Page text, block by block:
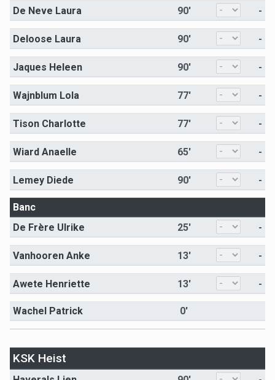
De Neve Laura 90' -
Deloose Laura 90' -
Jaques Heleen 90' -
Wajnblum Lola 77' -
Tison Charlotte 77' -
Wiard Anaelle 65' -
Lemey Diede 90' -
Banc
De Frère Ulrike
25' -
Vanhooren Anke 13' -
Awete Henriette 13' -
Wachel Patrick 0'
KSK Heist